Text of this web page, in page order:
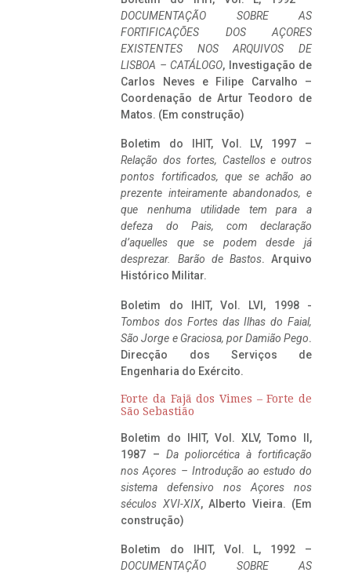
DOCUMENTAÇÃO SOBRE AS
FORTIFICAÇÕES DOS AÇORES
EXISTENTES NOS ARQUIVOS DE
LISBOA – CATÁLOGO, Investigação de
Carlos Neves e Filipe Carvalho –
Coordenação de Artur Teodoro de
Matos. (Em construção)
Boletim do IHIT, Vol. LV, 1997 –
Relação dos fortes, Castellos e outros
pontos fortificados, que se achão ao
prezente inteiramente abandonados, e
que nenhuma utilidade tem para a
defeza do Pais, com declaração
d’aquelles que se podem desde já
desprezar. Barão de Bastos. Arquivo
Histórico Militar.
Boletim do IHIT, Vol. LVI, 1998 -
Tombos dos Fortes das Ilhas do Faial,
São Jorge e Graciosa, por Damião Pego.
Direcção dos Serviços de
Engenharia do Exército.
Forte da Fajã dos Vimes – Forte de
São Sebastião
Boletim do IHIT, Vol. XLV, Tomo II,
1987 – Da poliorcética à fortificação
nos Açores – Introdução ao estudo do
sistema defensivo nos Açores nos
séculos XVI-XIX, Alberto Vieira. (Em
construção)
Boletim do IHIT, Vol. L, 1992 –
DOCUMENTAÇÃO SOBRE AS